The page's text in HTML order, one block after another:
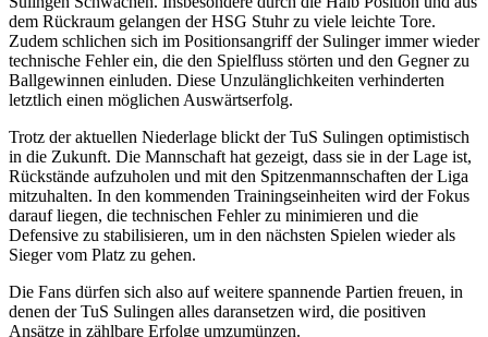
dem Rückraum gelangen der HSG Stuhr zu viele leichte Tore.
Zudem schlichen sich im Positionsangriff der Sulinger immer wieder
technische Fehler ein, die den Spielfluss störten und den Gegner zu
Ballgewinnen einluden. Diese Unzulänglichkeiten verhinderten
letztlich einen möglichen Auswärtserfolg.
Trotz der aktuellen Niederlage blickt der TuS Sulingen optimistisch
in die Zukunft. Die Mannschaft hat gezeigt, dass sie in der Lage ist,
Rückstände aufzuholen und mit den Spitzenmannschaften der Liga
mitzuhalten. In den kommenden Trainingseinheiten wird der Fokus
darauf liegen, die technischen Fehler zu minimieren und die
Defensive zu stabilisieren, um in den nächsten Spielen wieder als
Sieger vom Platz zu gehen.
Die Fans dürfen sich also auf weitere spannende Partien freuen, in
denen der TuS Sulingen alles daransetzen wird, die positiven
Ansätze in zählbare Erfolge umzumünzen.